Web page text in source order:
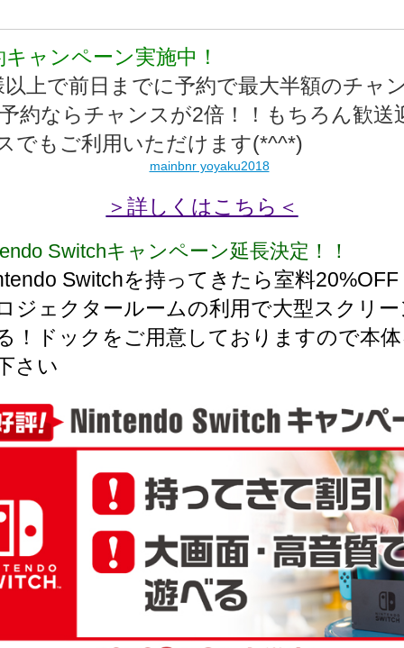
キャンペーン実施中！
以上で前日までに予約で最大半額のチャ
約ならチャンスが2倍！！もちろん歓送
でもご利用いただけます(*^^*)
＞詳しくはこちら＜
Switchキャンペーン延長決定！！
Switchを持ってきたら室料20%OFF
ジェクタールームの利用で大型スクリ
！ドックをご用意しておりますので本
さい